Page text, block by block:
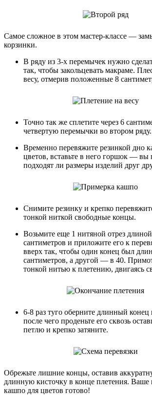
Самое сложное в этом мастер-классе —
корзинки.
В ряду из 3-х перемычек нужно
так, чтобы закольцевать макраме.
весу, отмерив положенные 8
Точно так же сплетите через 6
четвертую перемычки во втором ряду.
Временно перевяжите резинкой дно
цветов, вставьте в него горшок — вы
подходят ли размеры изделий друг
Снимите резинку и крепко
тонкой ниткой свободные концы.
Возьмите еще 1 нитяной отрез
сантиметров и приложите его к
вверх так, чтобы один конец был
сантиметров, а другой — в 40.
тонкой нитью к плетению, двигаясь
6-8 раз туго оберните длинный конец
после чего проденьте его сквозь
петлю и крепко затяните.
Обрежьте лишние концы, оставив
длинную кисточку в конце плетения. Ваше
кашпо для цветов готово!